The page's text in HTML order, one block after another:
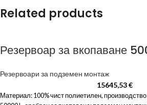
Related products
Резервоар за вкопаване
Резервоари за подземен монтаж
15645,53€
Материал: 100% чист полиетилен,